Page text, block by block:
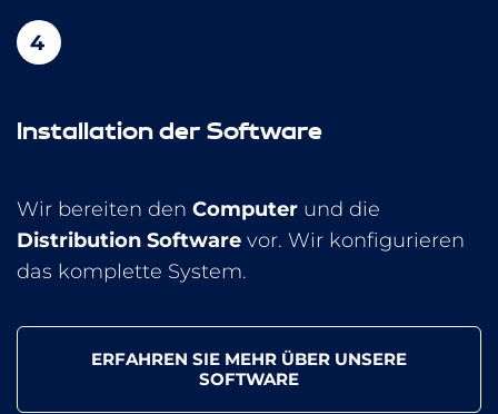
Installation der Software
Wir bereiten den Computer und die
Distribution Software vor. Wir konfigurieren
das komplette System.
ERFAHREN SIE MEHR ÜBER UNSERE
SOFTWARE